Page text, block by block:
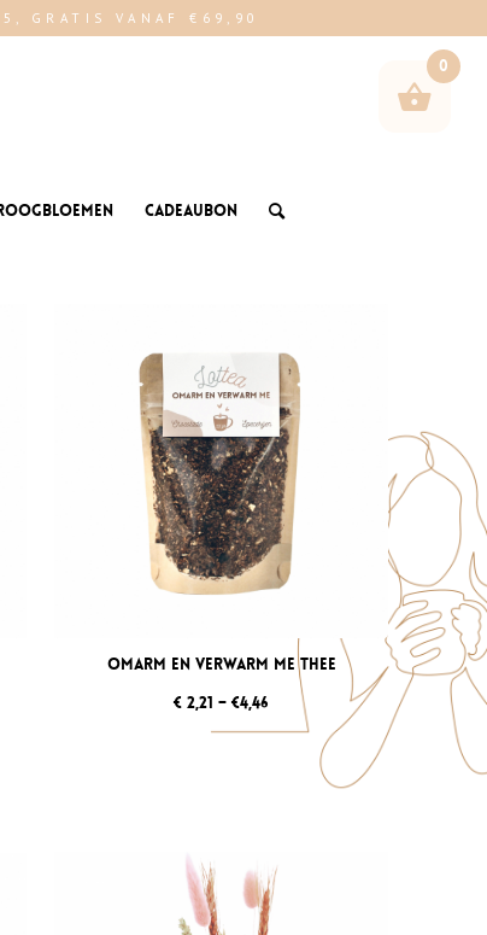
GRATIS VANAF €69,90
Cadeaubon
Omarm en Verwarm me thee
€ 2,21 – €4,46
0